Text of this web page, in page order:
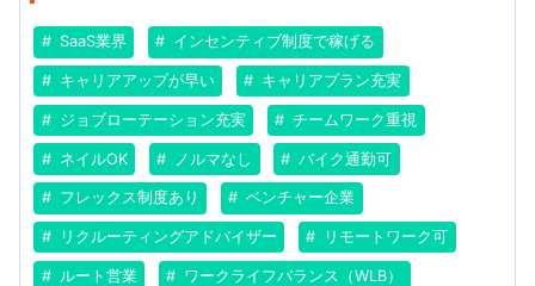
SaaS業界 インセンティブ制度で稼げる
キャリアアップが早い キャリアプラン充実
ジョブローテーション充実 チームワーク重視
ネイルOK ノルマなし バイク通勤可
フレックス制度あり ベンチャー企業
リクルーティングアドバイザー リモートワーク可
ルート営業 ワークライフバランス（WLB）